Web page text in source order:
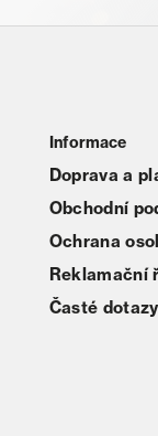
Informace
Doprava a
Obchodní
Ochrana
Reklamační
Časté dotazy